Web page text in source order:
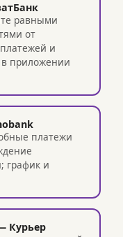
равными
от
и
в приложении
платежи
график и
Курьер